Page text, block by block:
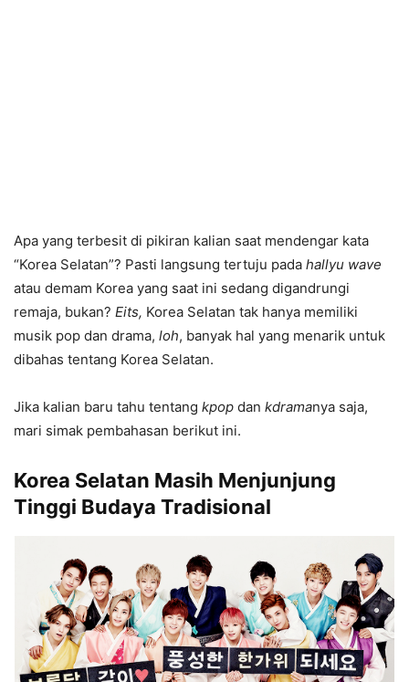
Apa yang terbesit di pikiran kalian saat mendengar kata
“Korea Selatan”? Pasti langsung tertuju pada hallyu wave
atau demam Korea yang saat ini sedang digandrungi
remaja, bukan? Eits, Korea Selatan tak hanya memiliki
musik pop dan drama, loh, banyak hal yang menarik untuk
dibahas tentang Korea Selatan.
Jika kalian baru tahu tentang kpop dan kdramanya saja,
mari simak pembahasan berikut ini.
Korea Selatan Masih Menjunjung
Tinggi Budaya Tradisional